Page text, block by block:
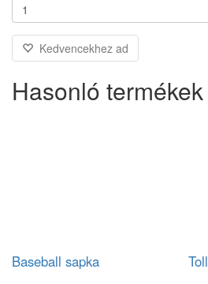
Kedvencekhez ad
Hasonló termékek
Baseball sapka Toll